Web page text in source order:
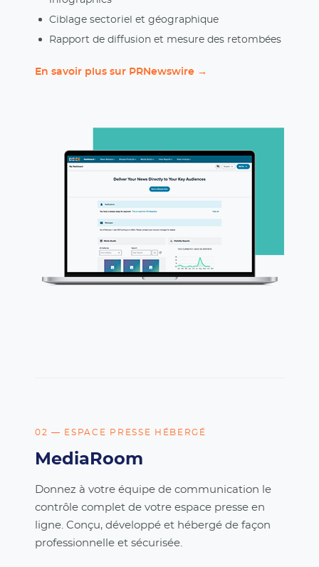
Ciblage sectoriel et géographique
Rapport de diffusion et mesure des retombées
En savoir plus sur PRNewswire →
02 — ESPACE PRESSE HÉBERGÉ
MediaRoom
Donnez à votre équipe de communication le
contrôle complet de votre espace presse en
ligne. Conçu, développé et hébergé de façon
professionnelle et sécurisée.